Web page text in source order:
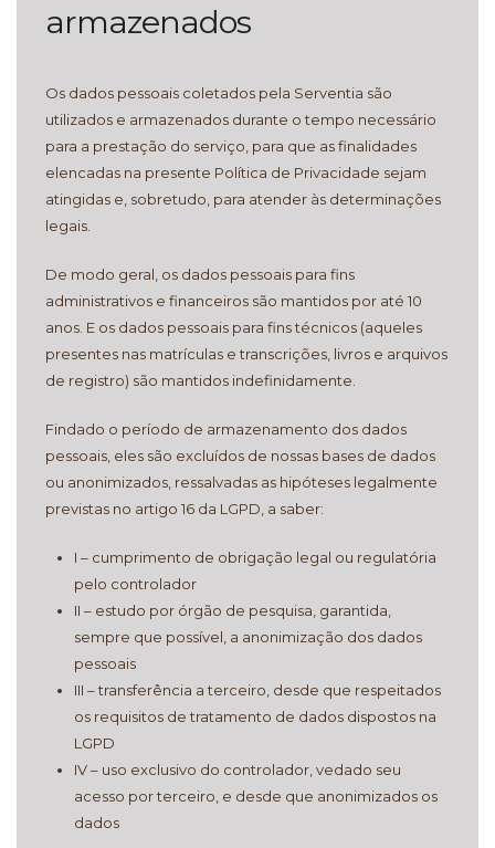
armazenados
Os dados pessoais coletados pela Serventia são
utilizados e armazenados durante o tempo necessário
para a prestação do serviço, para que as finalidades
elencadas na presente Política de Privacidade sejam
atingidas e, sobretudo, para atender às determinações
legais.
De modo geral, os dados pessoais para fins
administrativos e financeiros são mantidos por até 10
anos. E os dados pessoais para fins técnicos (aqueles
presentes nas matrículas e transcrições, livros e arquivos
de registro) são mantidos indefinidamente.
Findado o período de armazenamento dos dados
pessoais, eles são excluídos de nossas bases de dados
ou anonimizados, ressalvadas as hipóteses legalmente
previstas no artigo 16 da LGPD, a saber:
I – cumprimento de obrigação legal ou regulatória
pelo controlador
II – estudo por órgão de pesquisa, garantida,
sempre que possível, a anonimização dos dados
pessoais
III – transferência a terceiro, desde que respeitados
os requisitos de tratamento de dados dispostos na
LGPD
IV – uso exclusivo do controlador, vedado seu
acesso por terceiro, e desde que anonimizados os
dados